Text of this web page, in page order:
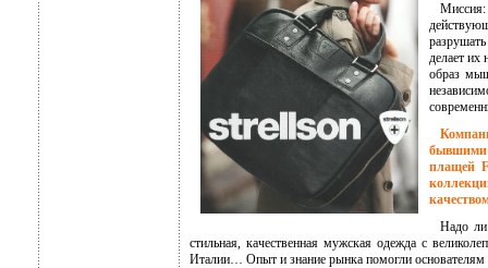
Миссия:
делает
образ
бывшими
плащей
Надо ли
стильная, качественная мужская одежда с
Италии… Опыт и знание рынка помогли основателям